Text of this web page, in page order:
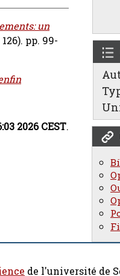
un
pp. 99-
2026 CEST.
de l'université de